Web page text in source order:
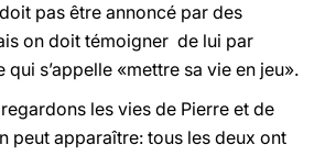
pas être annoncé par des
on doit témoigner de lui par
qui s’appelle «mettre sa vie en jeu».
les vies de Pierre et de
peut apparaître: tous les deux ont